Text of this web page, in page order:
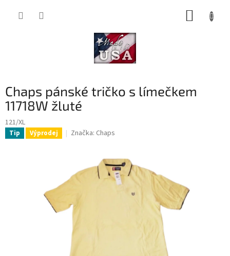
Chaps pánské tričko s límečkem
11718W žluté
121/XL
Tip Výprodej Značka: Chaps